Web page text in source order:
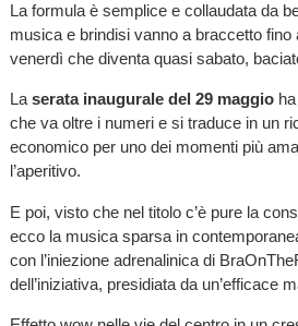
La formula è semplice e collaudata da
musica e brindisi vanno a braccetto fino
venerdì che diventa quasi sabato,
La serata inaugurale del 29 maggioha
che va oltre i numeri e si traduce in un
economico per uno dei momenti più
l’aperitivo.
E poi, visto che nel titolo c’è pure la
ecco la musica sparsa in
con l’iniezione adrenalinica di
dell’iniziativa, presidiata da un’efficace